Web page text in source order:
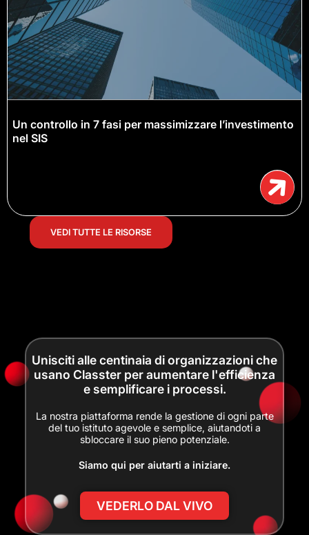
Un controllo in 7 fasi per massimizzare l’investimento
nel SIS
VEDI TUTTE LE RISORSE
Unisciti alle centinaia di organizzazioni che
usano Classter per aumentare l'efficienza
e semplificare i processi.
La nostra piattaforma rende la gestione di ogni parte
del tuo istituto agevole e semplice, aiutandoti a
sbloccare il suo pieno potenziale.
Siamo qui per aiutarti a iniziare.
VEDERLO DAL VIVO